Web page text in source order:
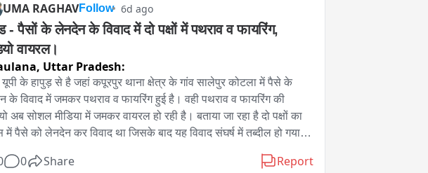
UMA RAGHAVFollow 6d ago
- पैसों के लेनदेन के विवाद में दो पक्षों में पथराव व फायरिंग,
वायरल।
Uttar Pradesh:
के हापुड़ से है जहां कपूरपुर थाना क्षेत्र के गांव सालेपुर कोटला में पैसे के
के विवाद में जमकर पथराव व फायरिंग हुई है। वही पथराव व फायरिंग की
अब सोशल मीडिया में जमकर वायरल हो रही है। बताया जा रहा है दो पक्षों का
पैसे को लेनदेन कर विवाद था जिसके बाद यह विवाद संघर्ष में तब्दील हो गया।
किया साथ ही एक युवक वीडियो में खुलेआम फायरिंग करता हुआ भी नजर आ
0 Share Report